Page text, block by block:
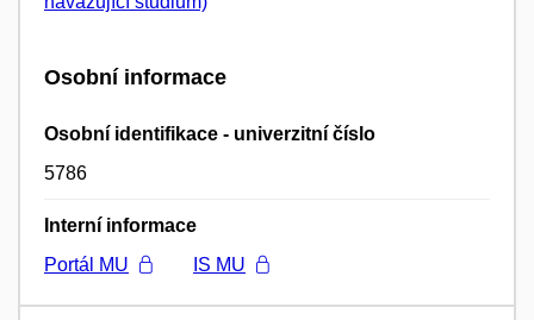
Osobní informace
Osobní identifikace - univerzitní číslo
5786
Interní informace
Portál MU
IS MU